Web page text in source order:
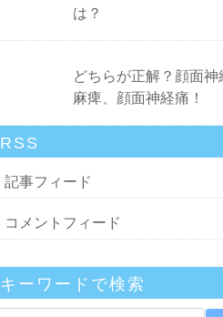
は？
どちらが正解？顔面神
麻痺、顔面神経痛！
RSS
記事フィード
コメントフィード
キーワードで検索